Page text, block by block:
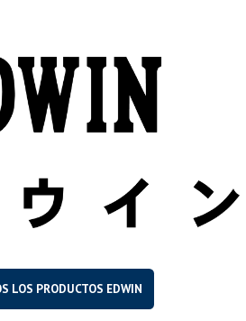
LOS PRODUCTOS EDWIN